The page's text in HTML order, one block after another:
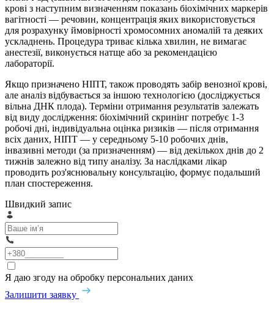
крові з наступним визначенням показань біохімічних маркерів
вагітності — речовин, концентрація яких використовується
для розрахунку ймовірності хромосомних аномалій та деяких
ускладнень. Процедура триває кілька хвилин, не вимагає
анестезії, виконується натще або за рекомендацією
лабораторії.
Якщо призначено НІПТ, також проводять забір венозної крові,
але аналіз відбувається за іншою технологією (досліджується
вільна ДНК плода). Терміни отримання результатів залежать
від виду дослідження: біохімічний скринінг потребує 1-3
робочі дні, індивідуальна оцінка ризиків — після отримання
всіх даних, НІПТ — у середньому 5-10 робочих днів,
інвазивні методи (за призначенням) — від декількох днів до 2
тижнів залежно від типу аналізу. За наслідками лікар
проводить роз'яснювальну консультацію, формує подальший
план спостереження.
Швидкий запис
Я даю згоду на обробку персональних даних
Залишити заявку